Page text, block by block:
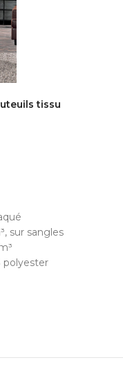
tissu
sur sangles
polyester